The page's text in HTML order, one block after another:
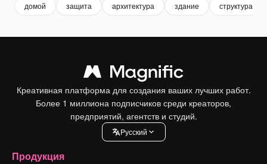
домой защита архитектура здание структура
Креативная платформа для создания ваших лучших работ.
Более 1 миллиона подписчиков среди креаторов,
предприятий, агентств и студий.
Pусский
Продукция